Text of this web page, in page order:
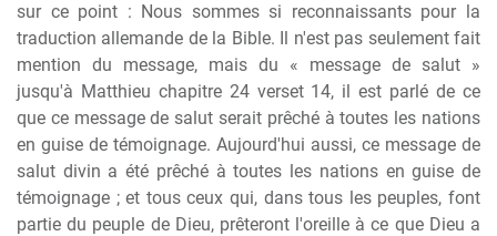
sur ce point : Nous sommes si reconnaissants pour la
traduction allemande de la Bible. Il n'est pas seulement fait
mention du message, mais du « message de salut »
jusqu'à Matthieu chapitre 24 verset 14, il est parlé de ce
que ce message de salut serait prêché à toutes les nations
en guise de témoignage. Aujourd'hui aussi, ce message de
salut divin a été prêché à toutes les nations en guise de
témoignage ; et tous ceux qui, dans tous les peuples, font
partie du peuple de Dieu, prêteront l'oreille à ce que Dieu a